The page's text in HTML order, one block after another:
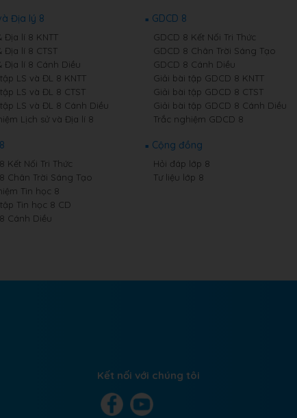
Địa lý 8
Địa lí 8 KNTT
Địa lí 8 CTST
Địa lí 8 Cánh Diều
LS và ĐL 8 KNTT
LS và ĐL 8 CTST
LS và ĐL 8 Cánh Diều
Lịch sử và Địa lí 8
GDCD 8
GDCD 8 Kết Nối Tri Thức
GDCD 8 Chân Trời Sáng Tạo
GDCD 8 Cánh Diều
Giải bài tập GDCD 8 KNTT
Giải bài tập GDCD 8 CTST
Giải bài tập GDCD 8 Cánh Diều
Trắc nghiệm GDCD 8
Kết Nối Tri Thức
Chân Trời Sáng Tạo
Tin học 8
Tin học 8 CD
Cánh Diều
Cộng đồng
Hỏi đáp lớp 8
Tư liệu lớp 8
Kết nối với chúng tôi